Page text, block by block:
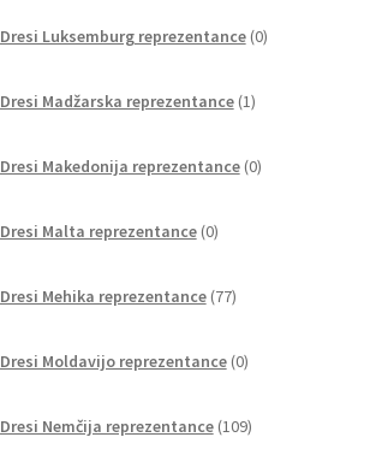
Dresi Luksemburg reprezentance 0izdelkov
Dresi Madžarska reprezentance 1izdelek
Dresi Makedonija reprezentance 0izdelkov
Dresi Malta reprezentance 0izdelkov
Dresi Mehika reprezentance 77izdelkov
Dresi Moldavijo reprezentance 0izdelkov
Dresi Nemčija reprezentance 109izdelkov